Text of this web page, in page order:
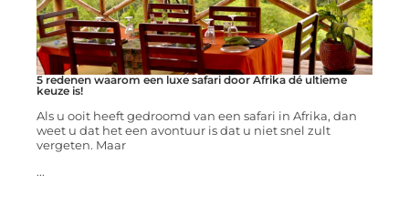
5 redenen waarom een luxe safari door Afrika dé ultieme
keuze is!
Als u ooit heeft gedroomd van een safari in Afrika, dan
weet u dat het een avontuur is dat u niet snel zult
vergeten. Maar
...